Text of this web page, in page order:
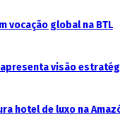
vocação global na BTL
visão
hotel de luxo na